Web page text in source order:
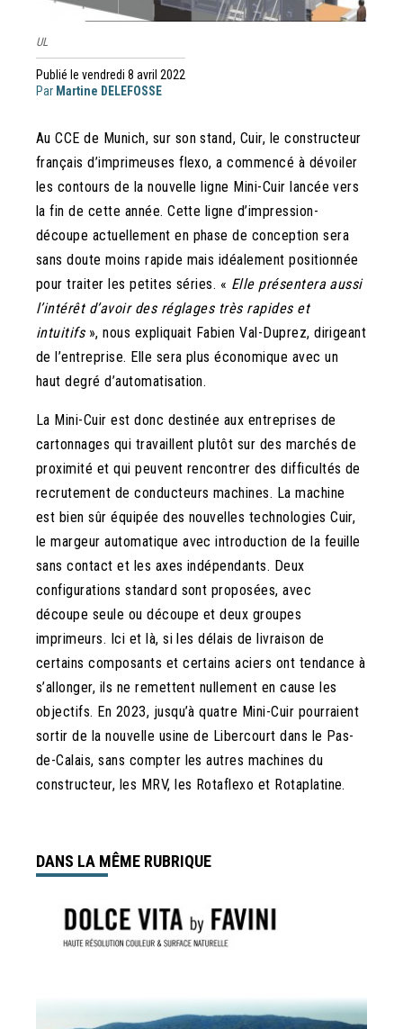
Publié le vendredi 8 avril 2022
Par Martine DELEFOSSE
UL
Au CCE de Munich, sur son stand, Cuir, le constructeur
français d’imprimeuses flexo, a commencé à dévoiler
les contours de la nouvelle ligne Mini-Cuir lancée vers
la fin de cette année. Cette ligne d’impression-
découpe actuellement en phase de conception sera
sans doute moins rapide mais idéalement positionnée
pour traiter les petites séries. « Elle présentera aussi
l’intérêt d’avoir des réglages très rapides et
intuitifs», nous expliquait Fabien Val-Duprez, dirigeant
de l’entreprise. Elle sera plus économique avec un
haut degré d’automatisation.
La Mini-Cuir est donc destinée aux entreprises de
cartonnages qui travaillent plutôt sur des marchés de
proximité et qui peuvent rencontrer des difficultés de
recrutement de conducteurs machines. La machine
est bien sûr équipée des nouvelles technologies Cuir,
le margeur automatique avec introduction de la feuille
sans contact et les axes indépendants. Deux
configurations standard sont proposées, avec
découpe seule ou découpe et deux groupes
imprimeurs. Ici et là, si les délais de livraison de
certains composants et certains aciers ont tendance à
s’allonger, ils ne remettent nullement en cause les
objectifs. En 2023, jusqu’à quatre Mini-Cuir pourraient
sortir de la nouvelle usine de Libercourt dans le Pas-
de-Calais, sans compter les autres machines du
constructeur, les MRV, les Rotaflexo et Rotaplatine.
DANS LA MÊME RUBRIQUE